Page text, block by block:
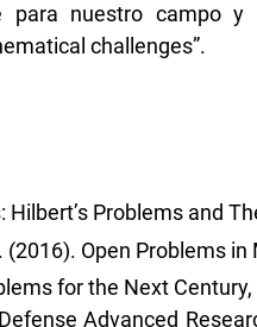
para nuestro campo
challenges”.
Problems and
(2016). Open Problems
for the Next
Advanced